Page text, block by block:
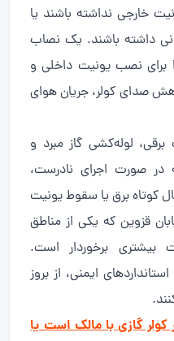
خارجی نداشته باشند یا
داشته باشند. یک نصاب
برای نصب یونیت داخلی و
صدای کولر، جریان هوای
لوله‌کشی گاز مبرد و
صورت اجرای نادرست،
کوتاه برق یا سقوط یونیت
قزوین که یکی از مناطق
بیشتری برخوردار است.
ایمنی، از بروز
کولر گازی با مالک است یا